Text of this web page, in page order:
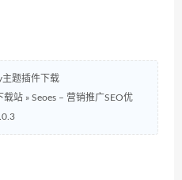
题插件下载
载站 » Seoes – 营销推广SEO优